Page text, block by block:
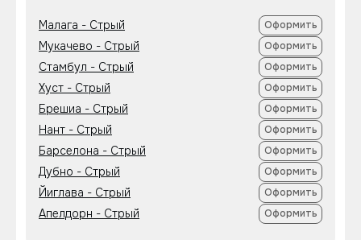
Малага - Стрый Оформить
Мукачево - Стрый Оформить
Стамбул - Стрый Оформить
Хуст - Стрый Оформить
Брешиа - Стрый Оформить
Нант - Стрый Оформить
Барселона - Стрый Оформить
Дубно - Стрый Оформить
Йиглава - Стрый Оформить
Апелдорн - Стрый Оформить